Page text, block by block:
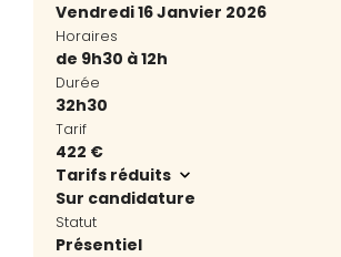
Vendredi 16 Janvier 2026
Horaires
de 9h30 à 12h
Durée
32h30
Tarif
422 €
Tarifs réduits
Sur candidature
Statut
Présentiel